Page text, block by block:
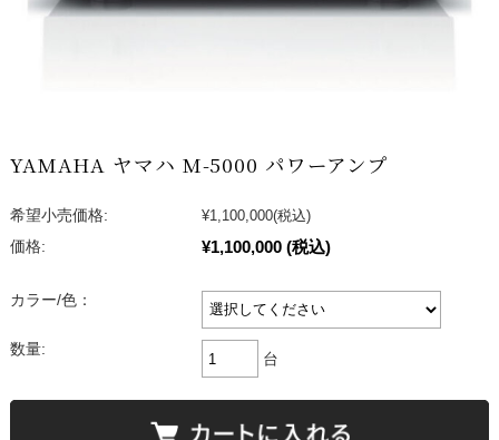
YAMAHA ヤマハ M-5000 パワーアンプ
希望小売価格: ¥1,100,000(税込)
価格:
¥1,100,000 (税込)
カラー/色：
数量:
台